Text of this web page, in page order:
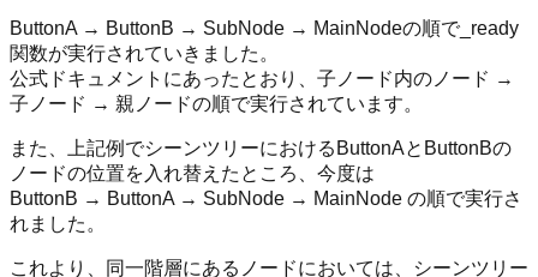
ButtonA → ButtonB → SubNode → MainNodeの順で_ready
関数が実行されていきました。
公式ドキュメントにあったとおり、子ノード内のノード →
子ノード → 親ノードの順で実行されています。
また、上記例でシーンツリーにおけるButtonAとButtonBの
ノードの位置を入れ替えたところ、今度は
ButtonB → ButtonA → SubNode → MainNode の順で実行さ
れました。
これより、同一階層にあるノードにおいては、シーンツリー